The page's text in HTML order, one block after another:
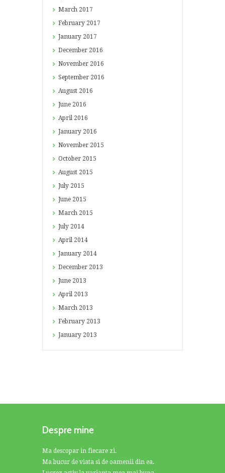
March 2017
February 2017
January 2017
December 2016
November 2016
September 2016
August 2016
June 2016
April 2016
January 2016
November 2015
October 2015
August 2015
July 2015
June 2015
March 2015
July 2014
April 2014
January 2014
December 2013
June 2013
April 2013
March 2013
February 2013
January 2013
Despre mine
Ma descopar in fiecare zi.
Ma bucur de viata si de oamenii din ea.